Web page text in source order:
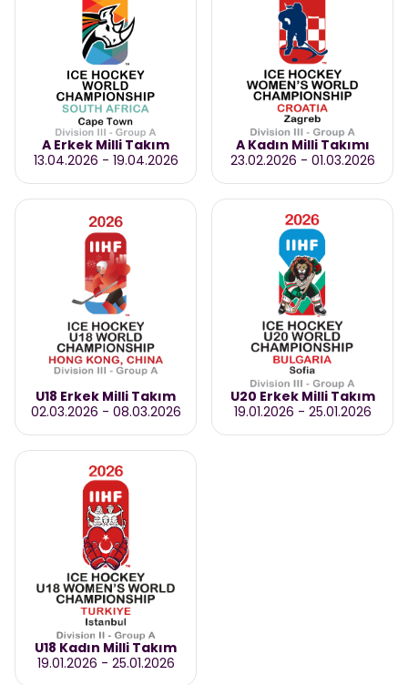
A Erkek Milli Takım
13.04.2026 - 19.04.2026
A Kadın Milli Takımı
23.02.2026 - 01.03.2026
U18 Erkek Milli Takım
02.03.2026 - 08.03.2026
U20 Erkek Milli Takım
19.01.2026 - 25.01.2026
U18 Kadın Milli Takım
19.01.2026 - 25.01.2026